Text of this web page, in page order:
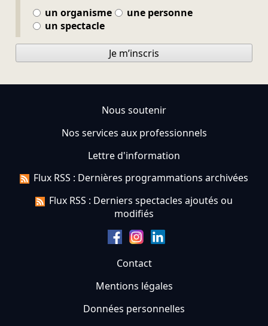
un organisme
une personne
un spectacle
Je m’inscris
Nous soutenir
Nos services aux professionnels
Lettre d'information
Flux RSS : Dernières programmations archivées
Flux RSS : Derniers spectacles ajoutés ou
modifiés
Contact
Mentions légales
Données personnelles